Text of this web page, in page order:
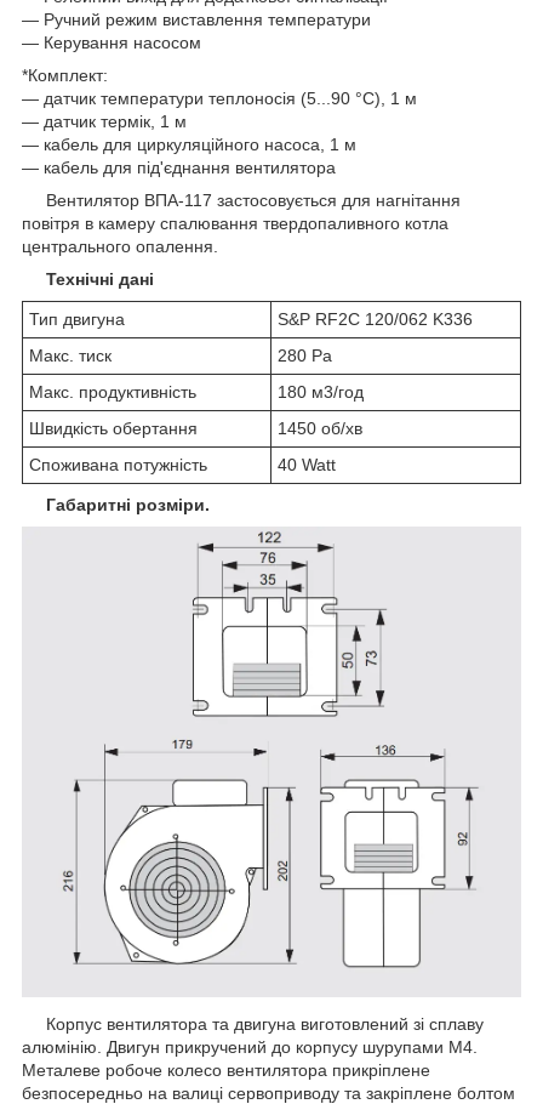
— Ручний режим виставлення температури
— Керування насосом
*Комплект:
― датчик температури теплоносія (5...90 °C), 1 м
— датчик термік, 1 м
— кабель для циркуляційного насоса, 1 м
― кабель для під'єднання вентилятора
Вентилятор ВПА-117 застосовується для нагнітання
повітря в камеру спалювання твердопаливного котла
центрального опалення.
Технічні дані
Тип двигуна
S&P RF2C 120/062 K336
Макс. тиск
280 Pa
Макс. продуктивність
180 м3/год
Швидкість обертання
1450 об/хв
Споживана потужність
40 Watt
Габаритні розміри.
Корпус вентилятора та двигуна виготовлений зі сплаву
алюмінію. Двигун прикручений до корпусу шурупами М4.
Металеве робоче колесо вентилятора прикріплене
безпосередньо на валиці сервоприводу та закріплене болтом